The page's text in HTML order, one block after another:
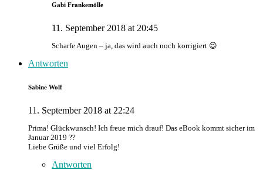
Gabi Frankemölle
11. September 2018 at 20:45
Scharfe Augen – ja, das wird auch noch korrigiert 😉
Antworten
Sabine Wolf
11. September 2018 at 22:24
Prima! Glückwunsch! Ich freue mich drauf! Das eBook kommt sicher im
Januar 2019 ??
Liebe Grüße und viel Erfolg!
Antworten